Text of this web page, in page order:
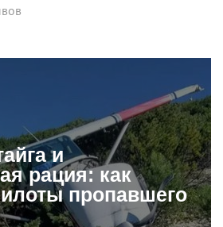
и
рация: как
пропавшего